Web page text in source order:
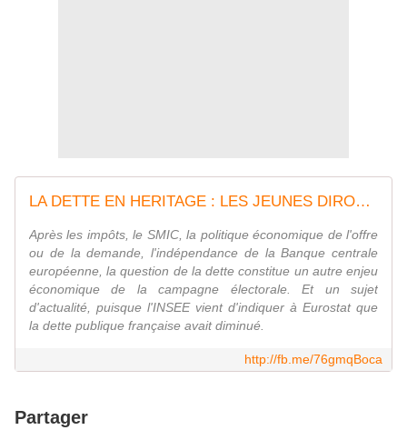
LA DETTE EN HERITAGE : LES JEUNES DIRONT MERCI - Lumières et Liberté
Après les impôts, le SMIC, la politique économique de l'offre
ou de la demande, l'indépendance de la Banque centrale
européenne, la question de la dette constitue un autre enjeu
économique de la campagne électorale. Et un sujet
d'actualité, puisque l'INSEE vient d'indiquer à Eurostat que
la dette publique française avait diminué.
http://fb.me/76gmqBoca
Partager